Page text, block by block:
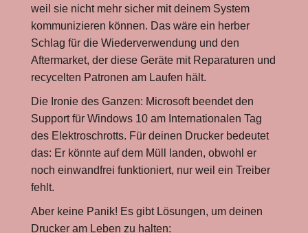
weil sie nicht mehr sicher mit deinem System
kommunizieren können. Das wäre ein herber
Schlag für die Wiederverwendung und den
Aftermarket, der diese Geräte mit Reparaturen und
recycelten Patronen am Laufen hält.
Die Ironie des Ganzen: Microsoft beendet den
Support für Windows 10 am Internationalen Tag
des Elektroschrotts. Für deinen Drucker bedeutet
das: Er könnte auf dem Müll landen, obwohl er
noch einwandfrei funktioniert, nur weil ein Treiber
fehlt.
Aber keine Panik! Es gibt Lösungen, um deinen
Drucker am Leben zu halten: